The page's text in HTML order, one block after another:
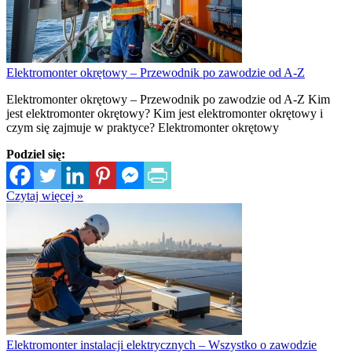
Elektromonter okrętowy – Przewodnik po zawodzie od A-Z
Elektromonter okrętowy – Przewodnik po zawodzie od A-Z Kim
jest elektromonter okrętowy? Kim jest elektromonter okrętowy i
czym się zajmuje w praktyce? Elektromonter okrętowy
Podziel się:
Czytaj więcej »
Elektromonter instalacji elektrycznych – Wszystko o zawodzie